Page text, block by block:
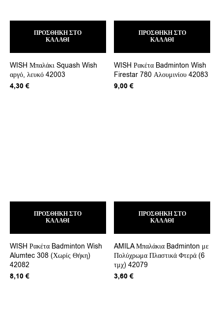
ΠΡΟΣΘΉΚΗ ΣΤΟ
ΚΑΛΆΘΙ
WISH Μπαλάκι Squash Wish
αργό, λευκό 42003
4,30 €
ΠΡΟΣΘΉΚΗ ΣΤΟ
ΚΑΛΆΘΙ
WISH Ρακέτα Badminton Wish
Firestar 780 Αλουμινίου 42083
9,00€
ΠΡΟΣΘΉΚΗ ΣΤΟ
ΚΑΛΆΘΙ
WISH Ρακέτα Badminton Wish
Alumtec 308 (Χωρίς Θήκη)
42082
8,10 €
ΠΡΟΣΘΉΚΗ ΣΤΟ
ΚΑΛΆΘΙ
AMILA Μπαλάκια Badminton με
Πολύχρωμα Πλαστικά Φτερά (6
τμχ) 42079
3,60€